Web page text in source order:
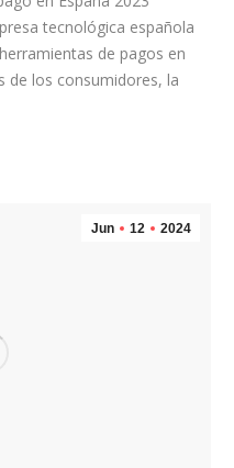
tecnológica española
de pagos en
de los consumidores, la
Jun 12 2024